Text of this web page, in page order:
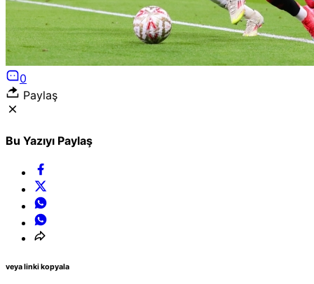
0
Paylaş
Bu Yazıyı Paylaş
veya linki kopyala